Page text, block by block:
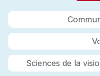
Sciences de la